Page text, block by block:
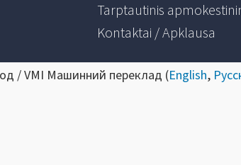
Tarptautinis
Kontaktai / Apklausa
/ VMI Машинний переклад (English,